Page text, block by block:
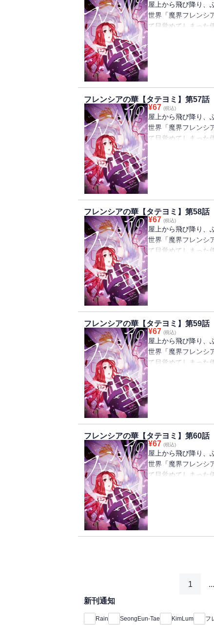
屋上から飛び降り、
世界「魔界フレンシ
て目覚めてしまった
め、すぐに王宮へ行
フレンシアの華【タテヨミ】第57話
¥67 (税込)
屋上から飛び降り、
世界「魔界フレンシ
て目覚めてしまった
め、すぐに王宮へ行
フレンシアの華【タテヨミ】第58話
¥67 (税込)
屋上から飛び降り、
世界「魔界フレンシ
て目覚めてしまった
め、すぐに王宮へ行
フレンシアの華【タテヨミ】第59話
¥67 (税込)
屋上から飛び降り、
世界「魔界フレンシ
て目覚めてしまった
め、すぐに王宮へ行
フレンシアの華【タテヨミ】第60話
¥67 (税込)
屋上から飛び降り、
世界「魔界フレンシ
て目覚めてしまった
め、すぐに王宮へ行
1 ...
新刊通知
Rain SeongEun-Tae KimLum フ